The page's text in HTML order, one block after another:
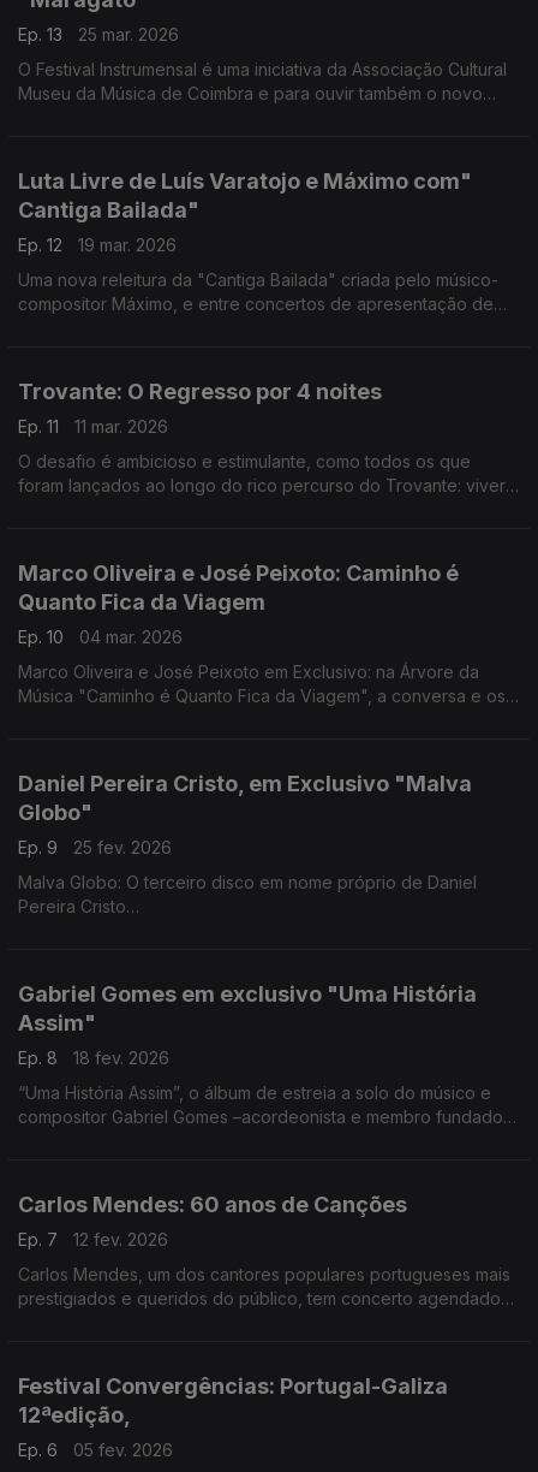
Ep. 13
25 mar. 2026
O Festival Instrumensal é uma iniciativa da Associação Cultural
Museu da Música de Coimbra e para ouvir também o novo
Luta Livre de Luís Varatojo e Máximo com"
Cantiga Bailada"
Ep. 12
19 mar. 2026
Uma nova releitura da "Cantiga Bailada" criada pelo músico-
compositor Máximo, e entre concertos de apresentação de
Trovante: O Regresso por 4 noites
Ep. 11
11 mar. 2026
O desafio é ambicioso e estimulante, como todos os que
foram lançados ao longo do rico percurso do Trovante: viver
Marco Oliveira e José Peixoto: Caminho é
Quanto Fica da Viagem
Ep. 10
04 mar. 2026
Marco Oliveira e José Peixoto em Exclusivo: na Árvore da
Música "Caminho é Quanto Fica da Viagem", a conversa e os
Daniel Pereira Cristo, em Exclusivo "Malva
Globo"
Ep. 9
25 fev. 2026
Malva Globo: O terceiro disco em nome próprio de Daniel
Pereira Cristo
Gabriel Gomes em exclusivo "Uma História
Assim"
Ep. 8
18 fev. 2026
“Uma História Assim”, o álbum de estreia a solo do músico e
compositor Gabriel Gomes –acordeonista e membro fundador
Carlos Mendes: 60 anos de Canções
Ep. 7
12 fev. 2026
Carlos Mendes, um dos cantores populares portugueses mais
prestigiados e queridos do público, tem concerto agendado
Festival Convergências: Portugal-Galiza
12ªedição,
Ep. 6
05 fev. 2026